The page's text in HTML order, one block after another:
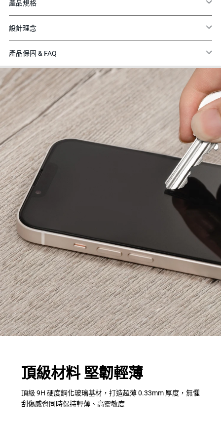
產品規格
設計理念
產品保固 & FAQ
頂級材料 堅韌輕薄
頂級 9H 硬度鋼化玻璃基材，打造超薄 0.33mm 厚度，無懼
刮傷威脅同時保持輕薄、高靈敏度